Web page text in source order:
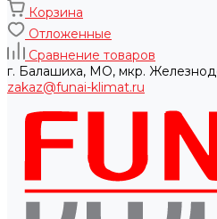
Корзина
Отложенные
Сравнение товаров
г. Балашиха, МО, мкр.
zakaz@funai-klimat.ru